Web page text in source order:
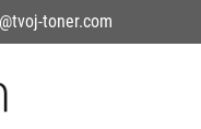
toner.com